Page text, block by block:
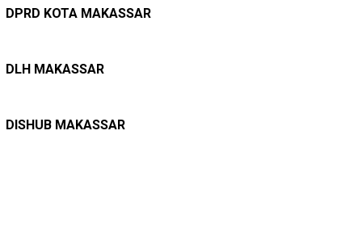
DPRD KOTA MAKASSAR
Kepuasan Publik Tinggi, Andi Makmur Nila…
DLH MAKASSAR
Belanja Pemerintah Bisa Menyelamatkan Hu…
DISHUB MAKASSAR
Pete-pete Laut Makassar Siap Beroperasi …